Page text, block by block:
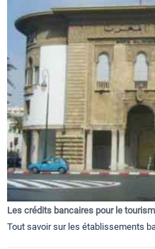
Les crédits bancaires pour le
Tout savoir sur les établissements